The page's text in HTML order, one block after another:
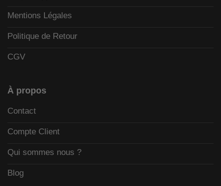
Mentions Légales
Politique de Retour
CGV
À propos
Contact
Compte Client
Qui sommes nous ?
Blog